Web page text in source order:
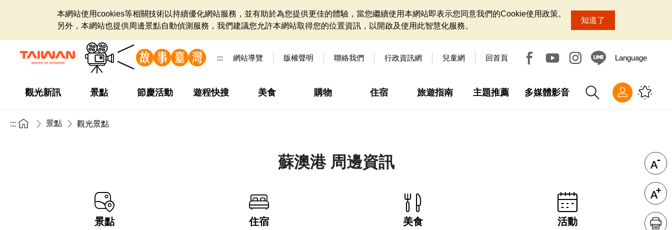
本網站使用cookies等相關技術以持續優化網站服務，並有助於為您提供更佳的體驗，當您繼續使用本網站即表示您同意我們的Cookie使用政策。
另外，本網站也提供周邊景點自動偵測服務，我們建議您允許本網站取得您的位置資訊，以開啟及使用此智慧化服務。
知道了
::: 網站導覽 版權聲明 聯絡我們 行政資訊網 兒童網 回首頁 Language
觀光新訊 景點 節慶活動 遊程快搜 美食 購物 住宿 旅遊指南 主題推薦 多媒體影音
::: 景點 觀光景點
蘇澳港 周邊資訊
景點 住宿 美食 活動